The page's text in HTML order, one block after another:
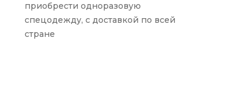
приобрести одноразовую
спецодежду, с доставкой по всей
стране